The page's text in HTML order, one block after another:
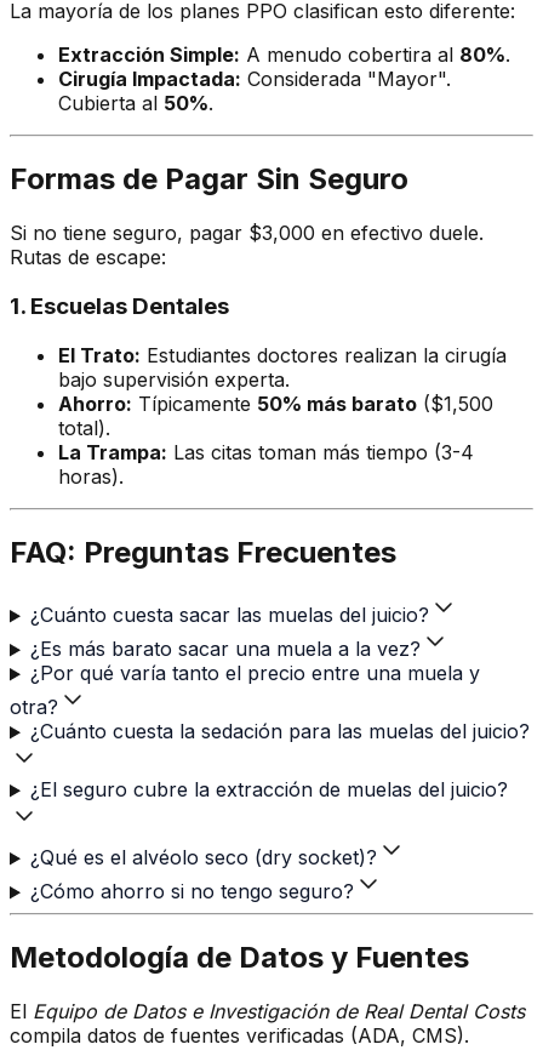
La mayoría de los planes PPO clasifican esto diferente:
Extracción Simple: A menudo cobertira al 80%.
Cirugía Impactada: Considerada "Mayor".
Cubierta al 50%.
Formas de Pagar Sin Seguro
Si no tiene seguro, pagar $3,000 en efectivo duele.
Rutas de escape:
1. Escuelas Dentales
El Trato: Estudiantes doctores realizan la cirugía
bajo supervisión experta.
Ahorro: Típicamente 50% más barato ($1,500
total).
La Trampa: Las citas toman más tiempo (3-4
horas).
FAQ: Preguntas Frecuentes
¿Cuánto cuesta sacar las muelas del juicio?
¿Es más barato sacar una muela a la vez?
¿Por qué varía tanto el precio entre una muela y
otra?
¿Cuánto cuesta la sedación para las muelas del juicio?
¿El seguro cubre la extracción de muelas del juicio?
¿Qué es el alvéolo seco (dry socket)?
¿Cómo ahorro si no tengo seguro?
Metodología de Datos y Fuentes
El Equipo de Datos e Investigación de Real Dental Costs
compila datos de fuentes verificadas (ADA, CMS).